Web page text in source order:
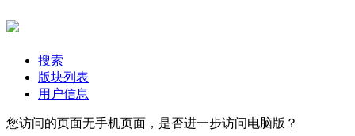
搜索
版块列表
用户信息
您访问的页面无手机页面，是否进一步访问电脑版？